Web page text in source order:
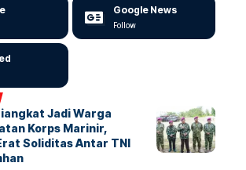
Google News
Follow
Jadi Warga
Korps Marinir,
Soliditas Antar TNI